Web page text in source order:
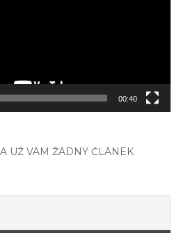
00:40
UŽ VÁM ŽÁDNÝ ČLÁNEK